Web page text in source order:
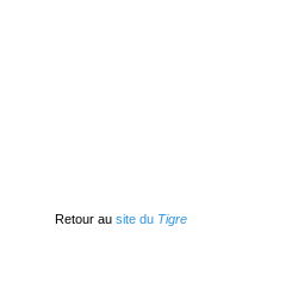
Retour au site du Tigre